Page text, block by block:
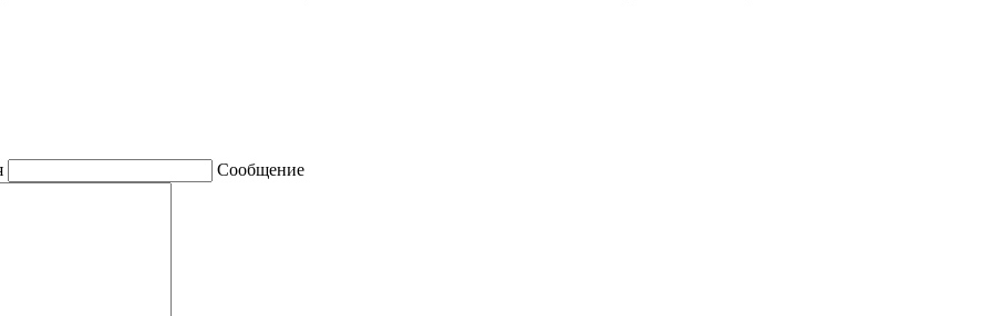
Сообщение